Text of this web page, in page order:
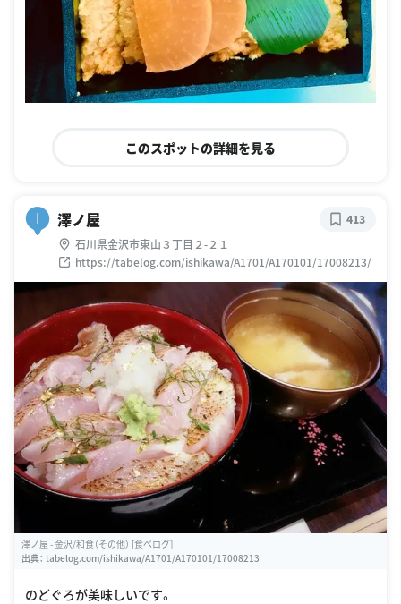
このスポットの詳細を見る
I 澤ノ屋
石川県金沢市東山３丁目２-２１
https://tabelog.com/ishikawa/A1701/A170101/17008213/
413
澤ノ屋 - 金沢/和食（その他） [食べログ]
出典： tabelog.com/ishikawa/A1701/A170101/17008213
のどぐろが美味しいです。